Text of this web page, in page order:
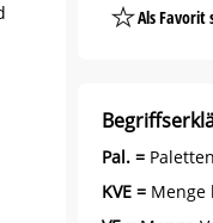
Als Favorit
Pal. =
KVE = Menge